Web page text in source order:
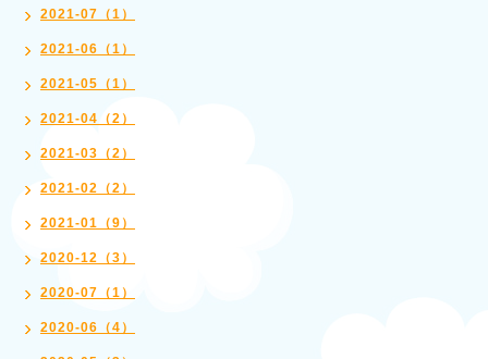
2021-07（1）
2021-06（1）
2021-05（1）
2021-04（2）
2021-03（2）
2021-02（2）
2021-01（9）
2020-12（3）
2020-07（1）
2020-06（4）